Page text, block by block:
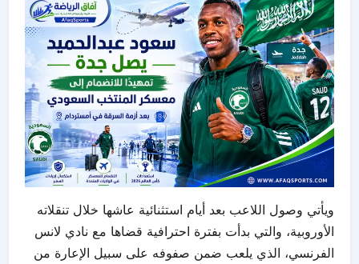
ويأتي وصول اللاعب بعد أيام استثنائية عاشها خلال تنقلاته
الأوروبية، والتي بدأت بفترة احترافية قضاها مع نادي لانس
الفرنسي، الذي يلعب ضمن صفوفه على سبيل الإعارة من